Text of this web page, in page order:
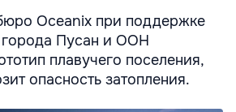
Oceanix при поддержке
Пусан и ООН
плавучего поселения,
опасность затопления.